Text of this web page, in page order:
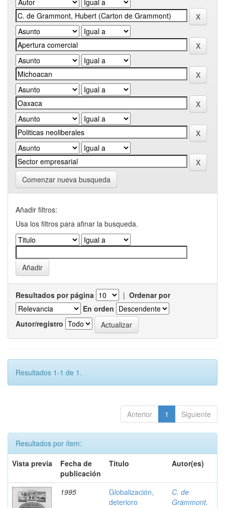
Comenzar nueva busqueda
Añadir filtros:
Usa los filtros para afinar la busqueda.
Resultados por página | Ordenar por
En orden
Autor/registro
Resultados 1-1 de 1.
Anterior 1 Siguiente
Resultados por ítem:
Vista previa
Fecha de
publicación
Título Autor(es)
1995
Globalización,
deterioro
C. de
Grammont,